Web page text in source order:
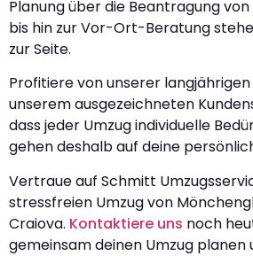
Planung über die Beantragung
bis hin zur Vor-Ort-Beratung
zur Seite.
Profitiere von unserer
unserem ausgezeichneten
dass jeder Umzug individuelle
gehen deshalb auf deine
Vertraue auf Schmitt
stressfreien Umzug von
Craiova. Kontaktiere uns noch
gemeinsam deinen Umzug planen